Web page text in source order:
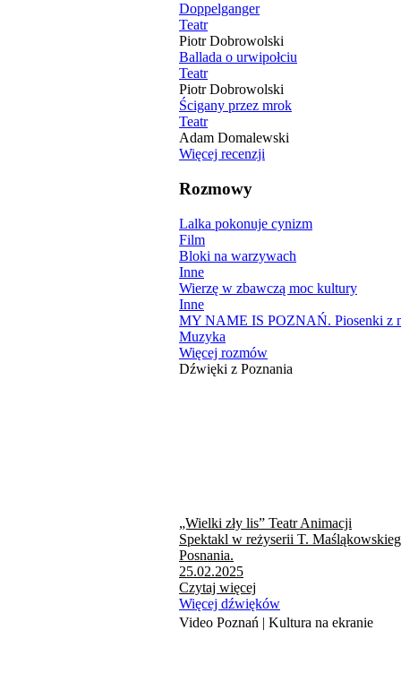
Doppelganger
Teatr
Piotr Dobrowolski
Ballada o urwipołciu
Teatr
Piotr Dobrowolski
Ścigany przez mrok
Teatr
Adam Domalewski
Więcej recenzji
Rozmowy
Lalka pokonuje cynizm
Film
Bloki na warzywach
Inne
Wierzę w zbawczą moc kultury
Inne
MY NAME IS POZNAŃ. Piosenki z
Muzyka
Więcej rozmów
Dźwięki z Poznania
„Wielki zły lis” Teatr Animacji
Spektakl w reżyserii T.
Posnania.
25.02.2025
Czytaj więcej
Więcej dźwięków
Video Poznań | Kultura na ekranie